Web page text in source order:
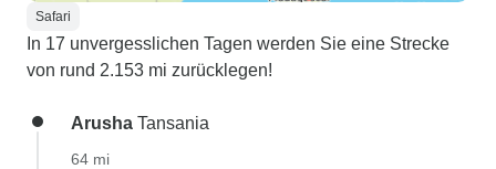
Safari
In 17 unvergesslichen Tagen werden Sie eine Strecke
von rund 2.153 mi zurücklegen!
Arusha Tansania
64 mi